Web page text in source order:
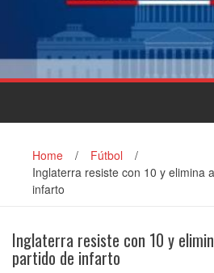
Home / Fútbol
/
Inglaterra resiste con 10 y elimina
infarto
Inglaterra resiste con 10 y
partido de infarto